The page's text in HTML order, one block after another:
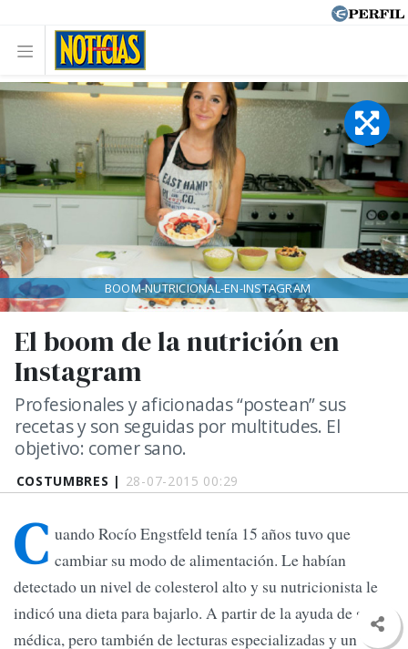
COSTUMBRES | 28-07-2015 00:29
El boom de la nutrición en
Instagram
Profesionales y aficionadas “postean” sus
recetas y son seguidas por multitudes. El
objetivo: comer sano.
BOOM-NUTRICIONAL-EN-INSTAGRAM
C uando Rocío Engstfeld tenía 15 años tuvo que
cambiar su modo de alimentación. Le habían
detectado un nivel de colesterol alto y su nutricionista le
indicó una dieta para bajarlo. A partir de la ayuda de su
médica, pero también de lecturas especializadas y un